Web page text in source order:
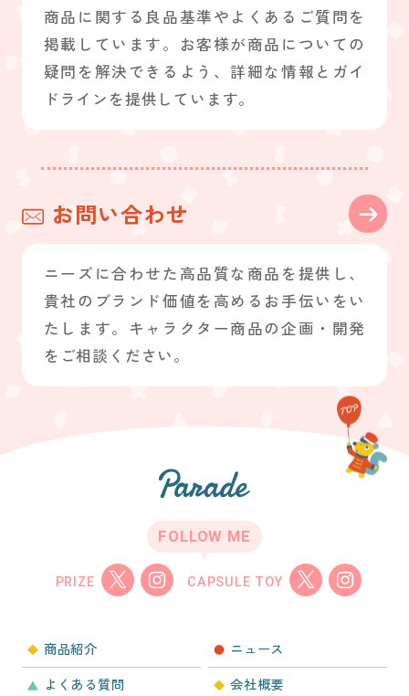
商品に関する良品基準やよくあるご質問を
掲載しています。お客様が商品についての
疑問を解決できるよう、詳細な情報とガイ
ドラインを提供しています。
お問い合わせ
ニーズに合わせた高品質な商品を提供し、
貴社のブランド価値を高めるお手伝いをい
たします。キャラクター商品の企画・開発
をご相談ください。
FOLLOW ME
PRIZE CAPSULE TOY
商品紹介 ニュース
よくある質問 会社概要